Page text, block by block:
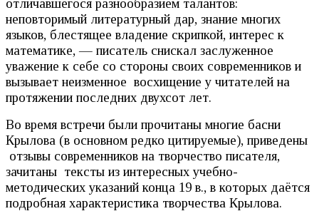
отличавшегося разнообразием талантов:
неповторимый литературный дар, знание многих
языков, блестящее владение скрипкой, интерес к
математике, — писатель снискал заслуженное
уважение к себе со стороны своих современников и
вызывает неизменное восхищение у читателей на
протяжении последних двухсот лет.
Во время встречи были прочитаны многие басни
Крылова (в основном редко цитируемые), приведены
отзывы современников на творчество писателя,
зачитаны тексты из интересных учебно-
методических указаний конца 19 в., в которых даётся
подробная характеристика творчества Крылова.